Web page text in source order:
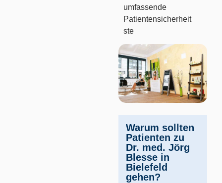
umfassende
Patientensicherheit
ste
Warum sollten
Patienten zu
Dr. med. Jörg
Blesse in
Bielefeld
gehen?